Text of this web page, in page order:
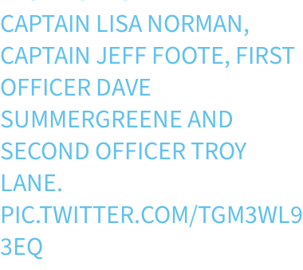
CAPTAIN LISA NORMAN,
CAPTAIN JEFF FOOTE, FIRST
OFFICER DAVE
SUMMERGREENE AND
SECOND OFFICER TROY
LANE.
PIC.TWITTER.COM/TGM3WL9
3EQ